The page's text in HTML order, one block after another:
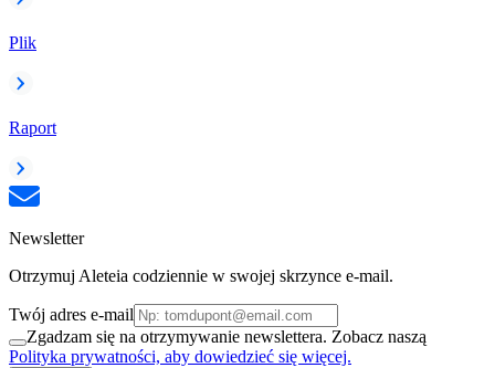
Plik
Raport
Newsletter
Otrzymuj Aleteia codziennie w swojej skrzynce e-mail.
Twój adres e-mail
Zgadzam się na otrzymywanie newslettera. Zobacz naszą
Polityka prywatności, aby dowiedzieć się więcej.